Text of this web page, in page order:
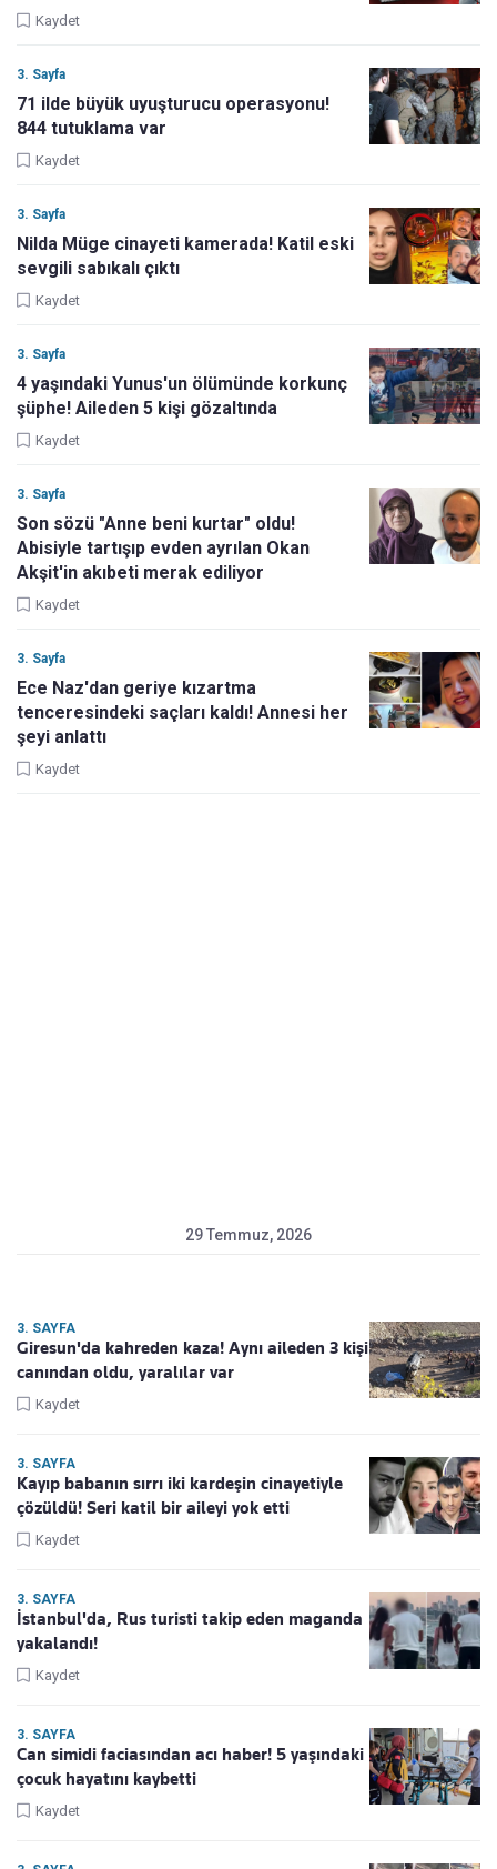
Kaydet
3. Sayfa
71 ilde büyük uyuşturucu operasyonu!
844 tutuklama var
Kaydet
3. Sayfa
Nilda Müge cinayeti kamerada! Katil eski
sevgili sabıkalı çıktı
Kaydet
3. Sayfa
4 yaşındaki Yunus'un ölümünde korkunç
şüphe! Aileden 5 kişi gözaltında
Kaydet
3. Sayfa
Son sözü "Anne beni kurtar" oldu!
Abisiyle tartışıp evden ayrılan Okan
Akşit'in akıbeti merak ediliyor
Kaydet
3. Sayfa
Ece Naz'dan geriye kızartma
tenceresindeki saçları kaldı! Annesi her
şeyi anlattı
Kaydet
29 Temmuz, 2026
3. SAYFA
Giresun'da kahreden kaza! Aynı aileden 3 kişi
canından oldu, yaralılar var
Kaydet
3. SAYFA
Kayıp babanın sırrı iki kardeşin cinayetiyle
çözüldü! Seri katil bir aileyi yok etti
Kaydet
3. SAYFA
İstanbul'da, Rus turisti takip eden maganda
yakalandı!
Kaydet
3. SAYFA
Can simidi faciasından acı haber! 5 yaşındaki
çocuk hayatını kaybetti
Kaydet